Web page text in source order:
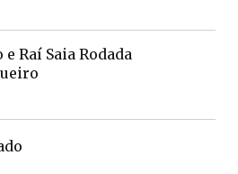
Raí Saia Rodada